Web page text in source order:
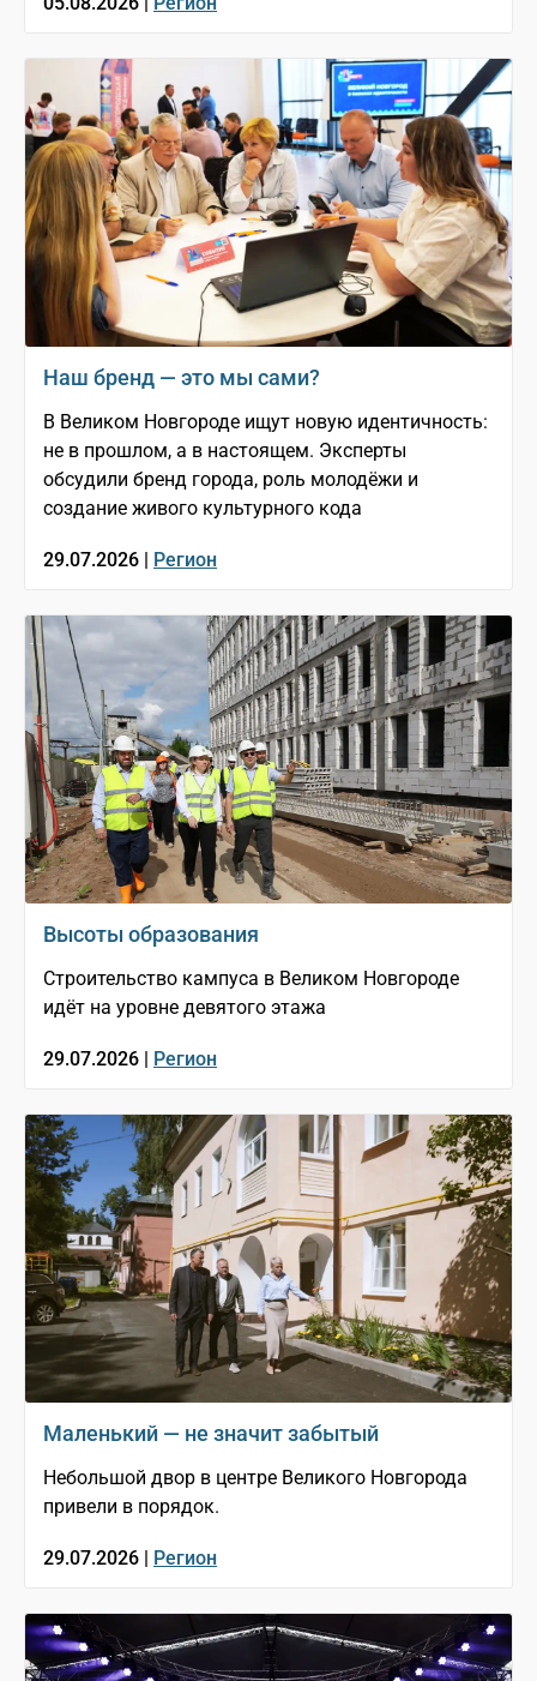
Наш бренд — это мы сами?
В Великом Новгороде ищут новую идентичность:
не в прошлом, а в настоящем. Эксперты
обсудили бренд города, роль молодёжи и
создание живого культурного кода
29.07.2026 | Регион
Высоты образования
Строительство кампуса в Великом Новгороде
идёт на уровне девятого этажа
29.07.2026 | Регион
Маленький — не значит забытый
Небольшой двор в центре Великого Новгорода
привели в порядок.
29.07.2026 | Регион